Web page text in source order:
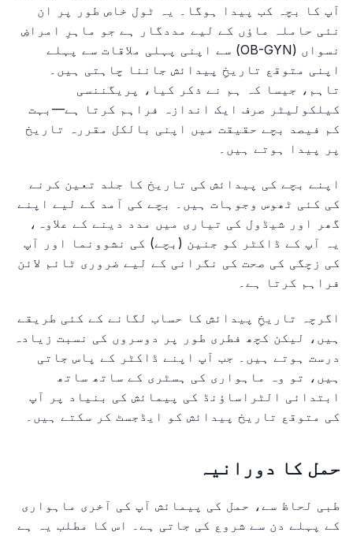
آپ کا بچہ کب پیدا ہوگا۔ یہ ٹول خاص طور پر ان
نئی حاملہ ماؤں کے لیے مددگار ہے جو ماہرِ امراضِ
نسواں (OB-GYN) سے اپنی پہلی ملاقات سے پہلے
اپنی متوقع تاریخِ پیدائش جاننا چاہتی ہیں۔
تاہم، جیسا کہ ہم نے ذکر کیا، پریگننسی
کیلکولیٹر صرف ایک اندازہ فراہم کرتا ہے—بہت
کم فیصد بچے حقیقت میں اپنی بالکل مقررہ تاریخ
پر پیدا ہوتے ہیں۔
اپنے بچے کی پیدائش کی تاریخ کا جلد تعین کرنے
کی کئی ٹھوس وجوہات ہیں۔ بچے کی آمد کے لیے اپنے
گھر اور شیڈول کی تیاری میں مدد دینے کے علاوہ،
یہ آپ کے ڈاکٹر کو جنین (بچے) کی نشوونما اور آپ
کی زچگی کی صحت کی نگرانی کے لیے ضروری ٹائم لائن
فراہم کرتا ہے۔
اگرچہ تاریخِ پیدائش کا حساب لگانے کے کئی طریقے
ہیں، لیکن کچھ فطری طور پر دوسروں کی نسبت زیادہ
درست ہوتے ہیں۔ جب آپ اپنے ڈاکٹر کے پاس جاتی
ہیں، تو وہ ماہواری کی ہسٹری کے ساتھ ساتھ
ابتدائی الٹراساؤنڈ کی پیمائش کی بنیاد پر آپ
کی متوقع تاریخ پیدائش کو ایڈجسٹ کر سکتے ہیں۔
حمل کا دورانیہ
طبی لحاظ سے، حمل کی پیمائش آپ کی آخری ماہواری
کے پہلے دن سے شروع کی جاتی ہے۔ اس کا مطلب یہ ہے